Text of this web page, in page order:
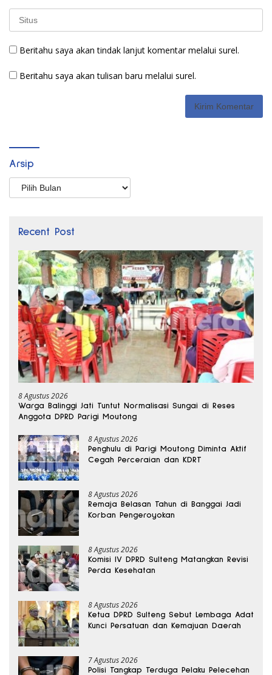
Beritahu saya akan tindak lanjut komentar melalui surel.
Beritahu saya akan tulisan baru melalui surel.
Arsip
Arsip
Recent Post
8 Agustus 2026
Warga Balinggi Jati Tuntut Normalisasi Sungai di Reses
Anggota DPRD Parigi Moutong
8 Agustus 2026
Penghulu di Parigi Moutong Diminta Aktif
Cegah Perceraian dan KDRT
8 Agustus 2026
Remaja Belasan Tahun di Banggai Jadi
Korban Pengeroyokan
8 Agustus 2026
Komisi IV DPRD Sulteng Matangkan Revisi
Perda Kesehatan
8 Agustus 2026
Ketua DPRD Sulteng Sebut Lembaga Adat
Kunci Persatuan dan Kemajuan Daerah
7 Agustus 2026
Polisi Tangkap Terduga Pelaku Pelecehan